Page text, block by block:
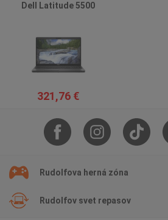
Dell Latitude 5500
321,76 €
Rudolfova herná zóna
Rudolfov svet repasov